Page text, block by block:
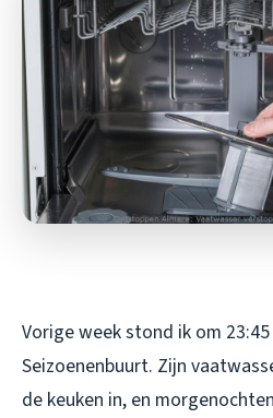
Vorige week stond ik om
Seizoenenbuurt. Zijn
de keuken in, en